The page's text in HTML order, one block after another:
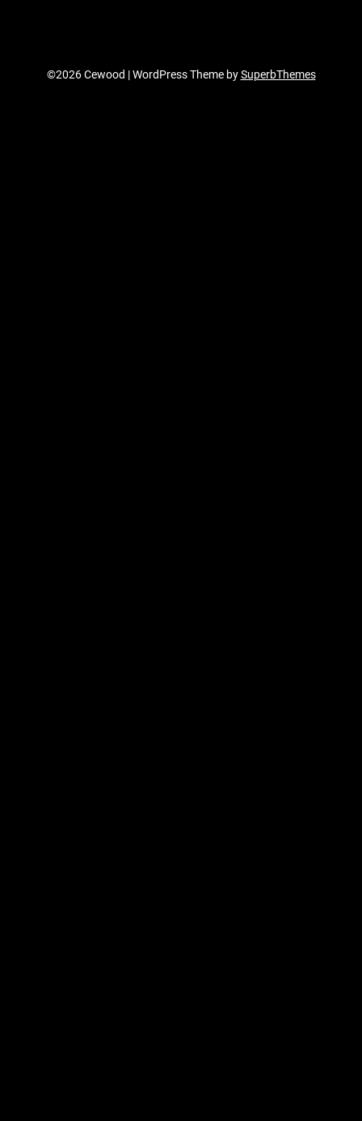
©2026 Cewood | WordPress Theme bySuperbThemes